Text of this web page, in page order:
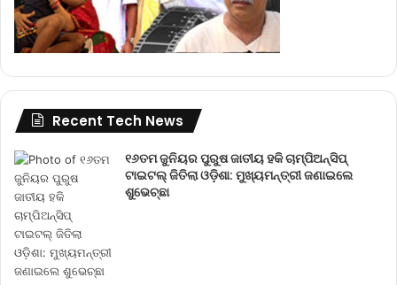
Recent Tech News
୧୬ତମ ଜୁନିୟର ପୁରୁଷ ଜାତୀୟ ହକି ଚାମ୍ପିଅନ୍‌ସିପ୍
ଟାଇଟଲ୍ ଜିତିଲା ଓଡ଼ିଶା: ମୁଖ୍ୟମନ୍ତ୍ରୀ ଜଣାଇଲେ
ଶୁଭେଚ୍ଛା